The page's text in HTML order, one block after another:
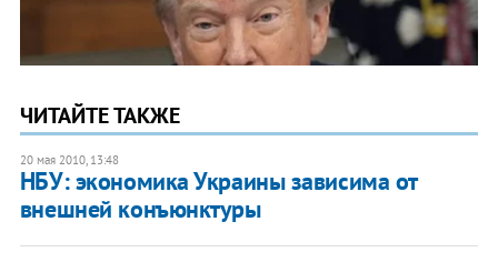
ЧИТАЙТЕ ТАКЖЕ
20 мая 2010, 13:48
НБУ: экономика Украины зависима от
внешней конъюнктуры